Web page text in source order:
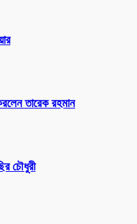
তারেক রহমান
চৌধুরী